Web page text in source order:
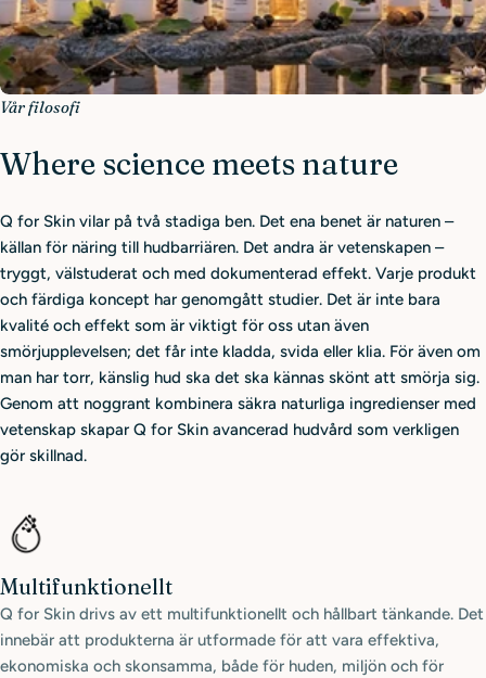
Vår filosofi
Where science meets nature
Q for Skin vilar på två stadiga ben. Det ena benet är naturen –
källan för näring till hudbarriären. Det andra är vetenskapen –
tryggt, välstuderat och med dokumenterad effekt. Varje produkt
och färdiga koncept har genomgått studier. Det är inte bara
kvalité och effekt som är viktigt för oss utan även
smörjupplevelsen; det får inte kladda, svida eller klia. För även om
man har torr, känslig hud ska det ska kännas skönt att smörja sig.
Genom att noggrant kombinera säkra naturliga ingredienser med
vetenskap skapar Q for Skin avancerad hudvård som verkligen
gör skillnad.
Multifunktionellt
Q for Skin drivs av ett multifunktionellt och hållbart tänkande. Det
innebär att produkterna är utformade för att vara effektiva,
ekonomiska och skonsamma, både för huden, miljön och för